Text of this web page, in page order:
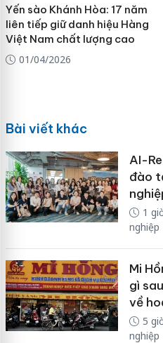
Yến sào Khánh Hòa: 17 năm
liên tiếp giữ danh hiệu Hàng
Việt Nam chất lượng cao
01/04/2026
Bài viết khác
AI-
đào
1
nghiệp
Mi
gì
về
5
nghiệp